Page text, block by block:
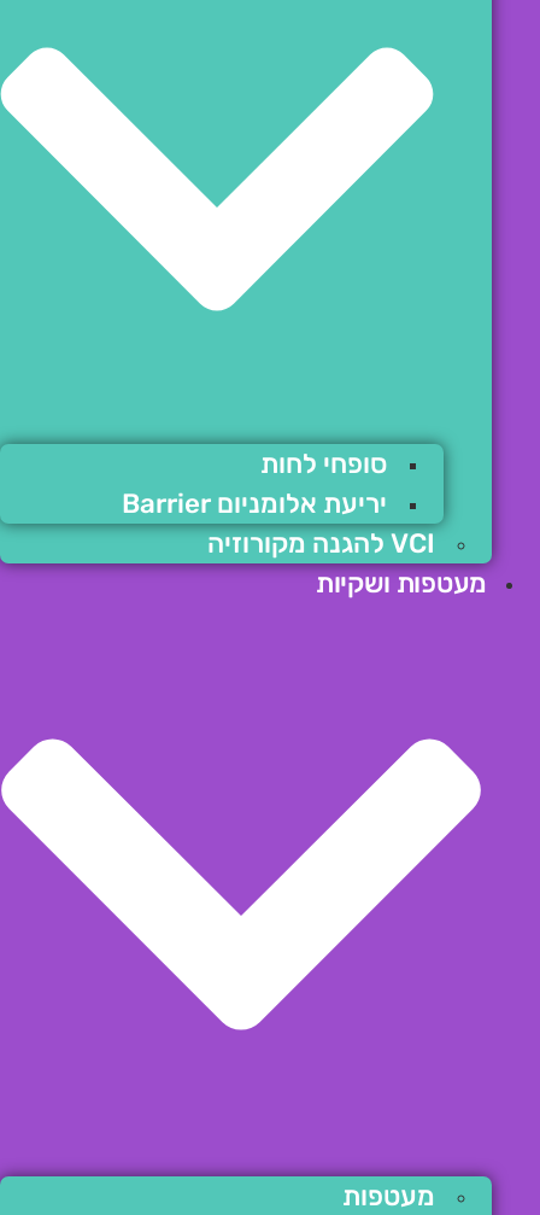
סופחי לחות
יריעת אלומניום Barrier
VCI להגנה מקורוזיה
מעטפות ושקיות
מעטפות